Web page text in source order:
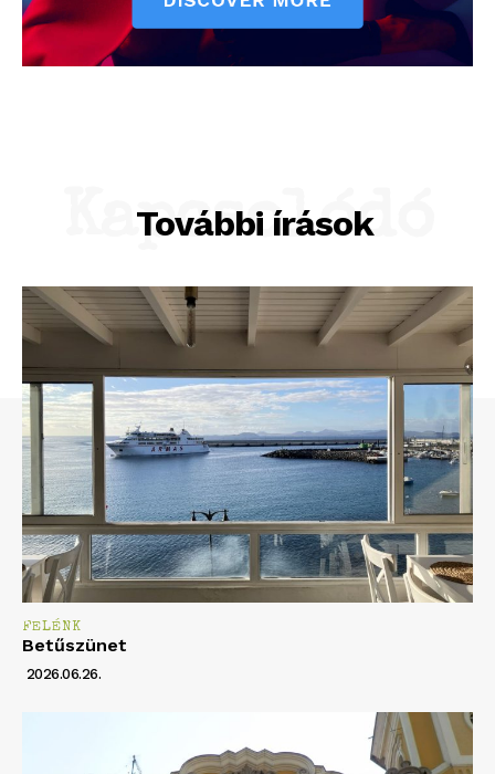
További írások
Kapcsolódó
FELÉNK
Betűszünet
2026.06.26.